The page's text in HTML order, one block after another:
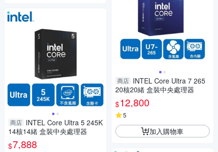
商店 INTEL Core Ultra 5 245K
14核14緒 盒裝中央處理器
$7,888
商店 INTEL Core Ultra 7 265
20核20緒 盒裝中央處理器
$12,800
5
加入購物車